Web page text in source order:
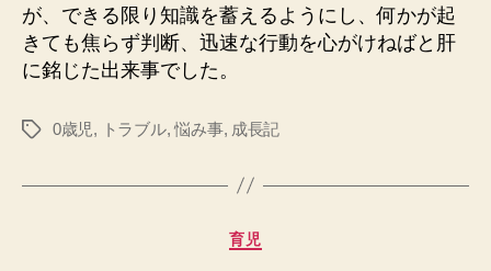
が、できる限り知識を蓄えるようにし、何かが起
きても焦らず判断、迅速な行動を心がけねばと肝
に銘じた出来事でした。
タ
0歳児, トラブル,悩み事, 成長記
カ
育児